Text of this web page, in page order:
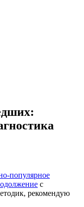
популярное
с
рекомендую